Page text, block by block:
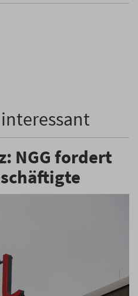
NGG fordert